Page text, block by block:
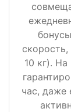
10 кг).
час, даже